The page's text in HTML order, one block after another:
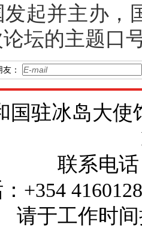
起并主办，
坛的主题口
：
国驻冰岛大使
联系电话
+354
请于工作时间